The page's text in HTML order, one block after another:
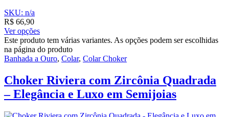
SKU: n/a
R$ 66,90
Ver opções
Este produto tem várias variantes. As opções podem ser escolhidas
na página do produto
Banhada a Ouro, Colar, Colar Choker
Choker Riviera com Zircônia Quadrada
– Elegância e Luxo em Semijoias